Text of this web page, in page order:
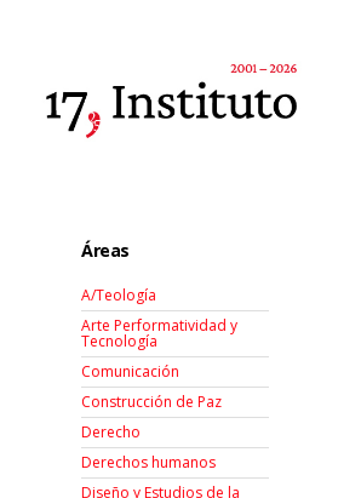
Áreas
A/Teología
Arte Performatividad y
Tecnología
Comunicación
Construcción de Paz
Derecho
Derechos humanos
Diseño y Estudios de la